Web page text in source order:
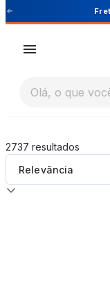
A Esportiva
Olá, o que
2737 resultados